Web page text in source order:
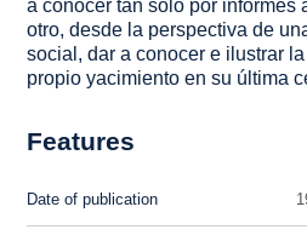
a conocer tan sólo por informes
otro, desde la perspectiva de
social, dar a conocer e ilustrar
propio yacimiento en su última
Features
Date of publication